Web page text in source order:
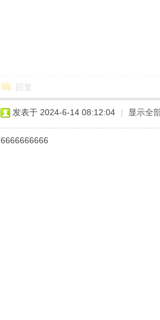
回复
发表于 2024-6-14 08:12:04 | 显示全
6666666666